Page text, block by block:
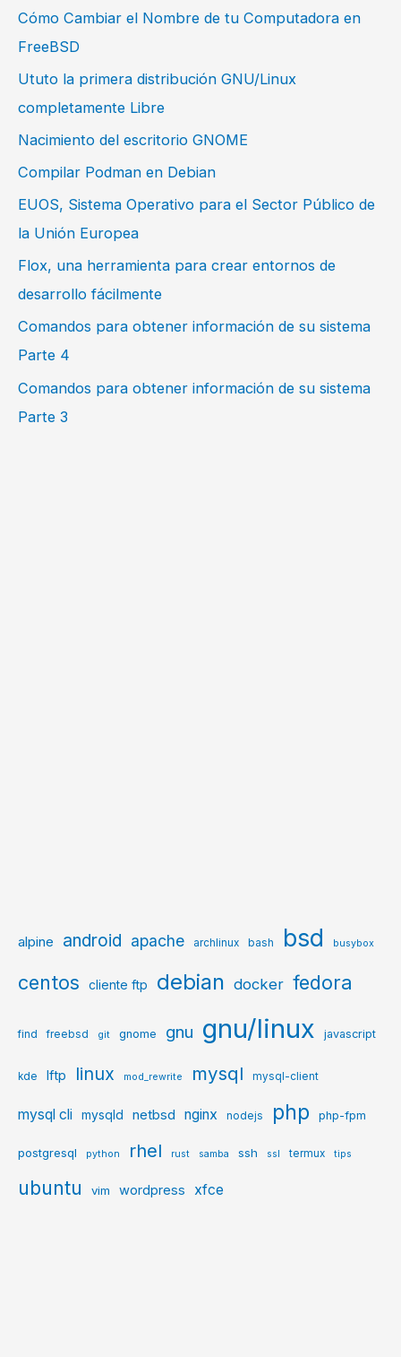
Cómo Cambiar el Nombre de tu Computadora en
FreeBSD
Ututo la primera distribución GNU/Linux
completamente Libre
Nacimiento del escritorio GNOME
Compilar Podman en Debian
EUOS, Sistema Operativo para el Sector Público de
la Unión Europea
Flox, una herramienta para crear entornos de
desarrollo fácilmente
Comandos para obtener información de su sistema
Parte 4
Comandos para obtener información de su sistema
Parte 3
alpine android apache archlinux bash bsd busybox
centos cliente ftp debian docker fedora
find freebsd git gnome gnu gnu/linux javascript
kde lftp linux mod_rewrite mysql mysql-client
mysql cli mysqld netbsd nginx nodejs php php-fpm
postgresql python rhel rust samba ssh ssl termux tips
ubuntu vim wordpress xfce